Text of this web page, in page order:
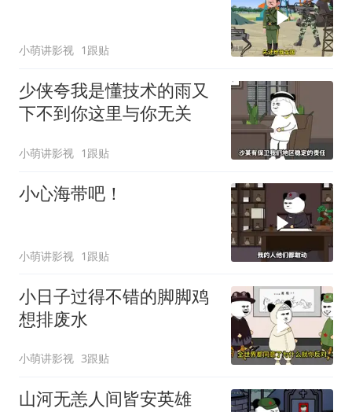
小萌讲影视 1跟贴
少侠夸我是懂技术的雨又
下不到你这里与你无关
小萌讲影视 1跟贴
小心海带吧！
小萌讲影视 1跟贴
小日子过得不错的脚脚鸡
想排废水
小萌讲影视 3跟贴
山河无恙人间皆安英雄